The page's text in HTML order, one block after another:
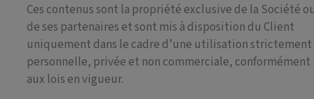
Ces contenus sont la propriété exclusive de la Société
de ses partenaires et sont mis à disposition du Client
uniquement dans le cadre d’une utilisation strictement
personnelle, privée et non commerciale, conformément
aux lois en vigueur.